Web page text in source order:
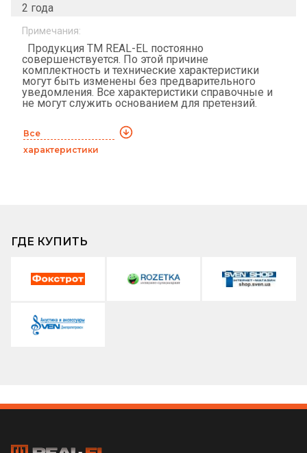
2 года
Примечания:
Продукция ТМ REAL-EL постоянно
совершенствуется. По этой причине
комплектность и технические характеристики
могут быть изменены без предварительного
уведомления. Все характеристики справочные и
не могут служить основанием для претензий.
Все
характеристики
ГДЕ КУПИТЬ